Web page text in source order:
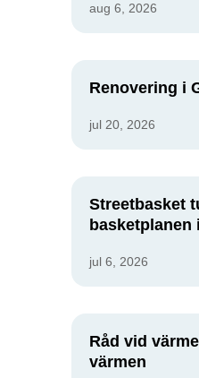
aug 6, 2026
Renovering i
jul 20, 2026
Streetbasket
basketplanen
jul 6, 2026
Råd vid
värmen